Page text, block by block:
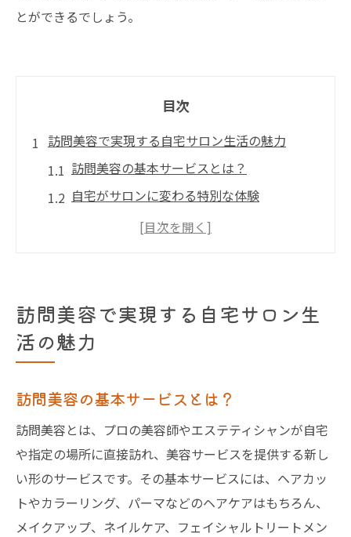
とができるでしょう。
目次
訪問美容で実現する自宅サロン生活の魅力
訪問美容の基本サービスとは？
自宅がサロンに変わる特別な体験
訪問美容の利用者に聞くメリット
訪問美容がもたらすライフスタイルの変化
東京都で選べる訪問美容メニューの魅力と選び
方
東京の訪問美容で提供される特別メニュー
迷わず選べる訪問美容のポイント
訪問美容のメニュー選択での注意点
訪問美容で体験すべきサービス
東京の美容トレンドを取り入れた訪問美容
訪問美容で実現する自宅サロン生
活の魅力
訪問美容の基本サービスとは？
訪問美容とは、プロの美容師やエステティシャンが自宅
や指定の場所に直接訪れ、美容サービスを提供する新し
い形のサービスです。その基本サービスには、ヘアカッ
トやカラーリング、パーマなどのヘアケアはもちろん、
メイクアップ、ネイルケア、フェイシャルトリートメン